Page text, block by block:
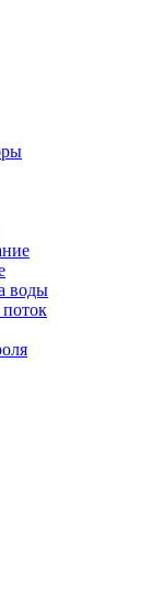
воды